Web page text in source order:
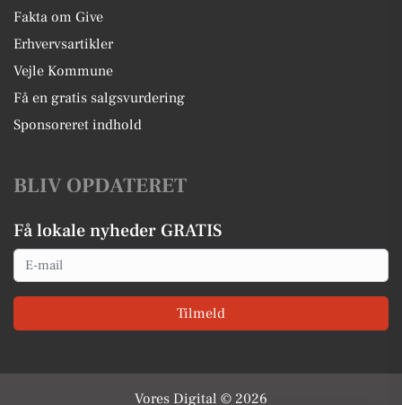
Fakta om Give
Erhvervsartikler
Vejle Kommune
Få en gratis salgsvurdering
Sponsoreret indhold
BLIV OPDATERET
Få lokale nyheder GRATIS
Email
Tilmeld
Vores Digital © 2026